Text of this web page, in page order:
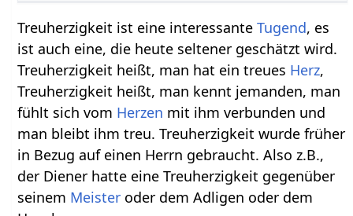
Treuherzigkeit ist eine interessanteTugend, es
ist auch eine, die heute seltener geschätzt wird.
Treuherzigkeit heißt, man hat ein treues Herz,
Treuherzigkeit heißt, man kennt jemanden, man
fühlt sich vom Herzen mit ihm verbunden und
man bleibt ihm treu. Treuherzigkeit wurde früher
in Bezug auf einen Herrn gebraucht. Also z.B.,
der Diener hatte eine Treuherzigkeit gegenüber
seinem Meister oder dem Adligen oder dem